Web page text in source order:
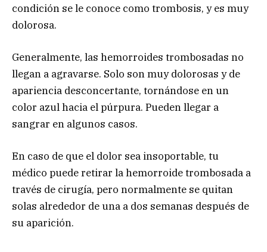
condición se le conoce como trombosis, y es muy
dolorosa.
Generalmente, las hemorroides trombosadas no
llegan a agravarse. Solo son muy dolorosas y de
apariencia desconcertante, tornándose en un
color azul hacia el púrpura. Pueden llegar a
sangrar en algunos casos.
En caso de que el dolor sea insoportable, tu
médico puede retirar la hemorroide trombosada a
través de cirugía, pero normalmente se quitan
solas alrededor de una a dos semanas después de
su aparición.